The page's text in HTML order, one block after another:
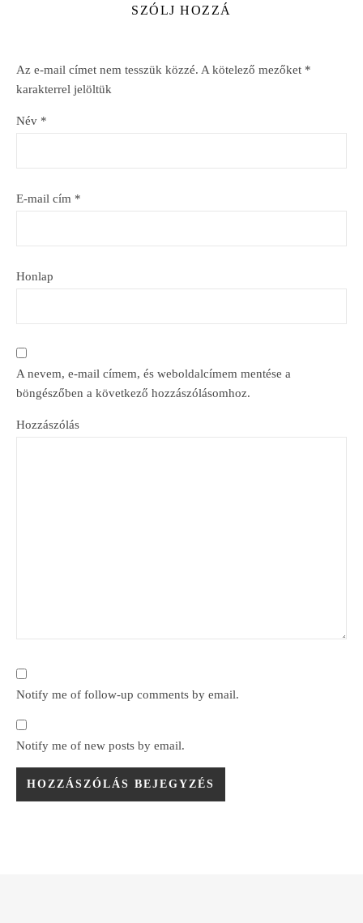
SZÓLJ HOZZÁ
Az e-mail címet nem tesszük közzé. A kötelező mezőket *
karakterrel jelöltük
Név *
E-mail cím *
Honlap
A nevem, e-mail címem, és weboldalcímem mentése a
böngészőben a következő hozzászólásomhoz.
Hozzászólás
Notify me of follow-up comments by email.
Notify me of new posts by email.